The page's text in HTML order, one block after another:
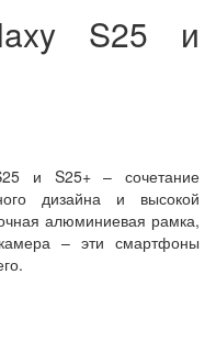
S25 и
и S25+ – сочетание
дизайна и высокой
алюминиевая рамка,
– эти смартфоны